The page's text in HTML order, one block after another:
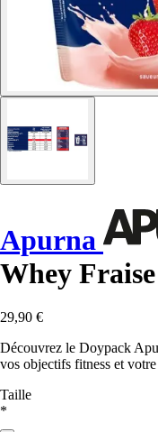
Apurna
Whey
29,90 €
Découvrez le Doypack
vos objectifs fitness et
Taille
*